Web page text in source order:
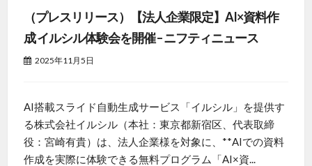
（プレスリリース）【法人企業限定】AI×資料作
成 イルシル体験会を開催 – ニフティニュース
2025年11月5日
AI搭載スライド自動生成サービス「イルシル」を提供す
る株式会社イルシル（本社：東京都新宿区、代表取締
役：宮崎有貴）は、法人企業様を対象に、**AIでの資料
作成を実際に体験できる無料プログラム「AI×資...